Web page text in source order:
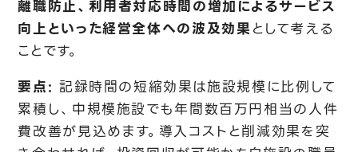
離職防止、利用者対応時間の増加によるサービス
向上といった経営全体への波及効果として考える
ことです。
要点: 記録時間の短縮効果は施設規模に比例して
累積し、中規模施設でも年間数百万円相当の人件
費改善が見込めます。導入コストと削減効果を突